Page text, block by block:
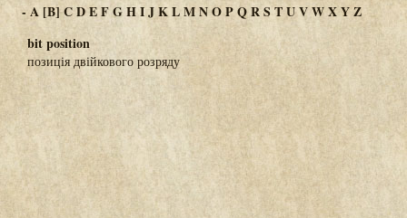
-A [B] CDEFGHIJKLMNOPQRSTUVWXYZ
bit position
позиція двійкового розряду